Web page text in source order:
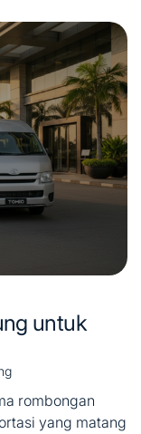
untuk
rombongan
yang matang